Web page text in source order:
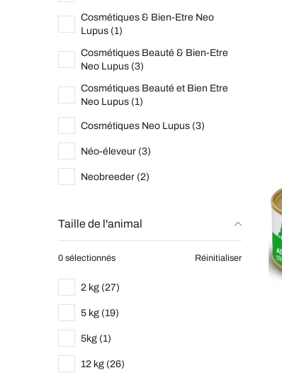
Cosmétiques & Bien-Etre Neo
Lupus (1)
Cosmétiques Beauté & Bien-Etre
Neo Lupus (3)
Cosmétiques Beauté et Bien Etre
Neo Lupus (1)
Cosmétiques Neo Lupus (3)
Néo-éleveur (3)
Neobreeder (2)
Taille de l'animal
0 sélectionnés Réinitialiser
2 kg (27)
5 kg (19)
5kg (1)
12 kg (26)